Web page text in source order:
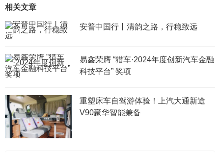
相关文章
安普中国行丨清韵之路，行稳致远
易鑫荣膺 “猎车·2024年度创新汽车金融
科技平台” 奖项
重塑床车自驾游体验！上汽大通新途
V90豪华智能兼备